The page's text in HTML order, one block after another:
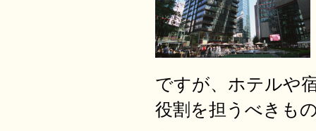
ですが、ホテルや
役割を担うべきも